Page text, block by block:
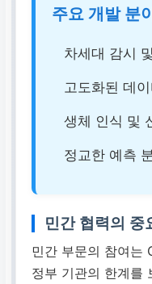
주요 개발 분
차세대 감시
고도화된 데
생체 인식 및
정교한 예측
민간 협력의 중
민간 부문의 참여는
정부 기관의 한계를